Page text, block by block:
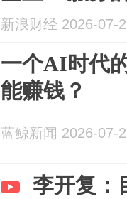
新浪财经 2026-07-
一个AI时代
能赚钱？
蓝鲸新闻 2026-07-
李开复：